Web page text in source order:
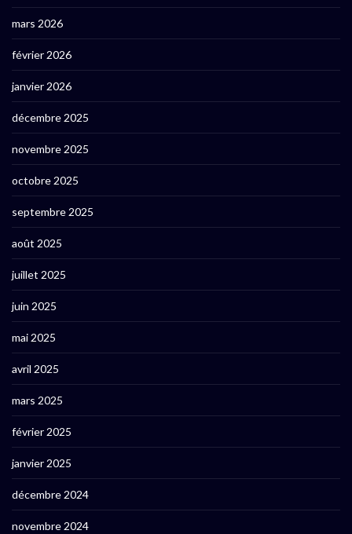
mars 2026
février 2026
janvier 2026
décembre 2025
novembre 2025
octobre 2025
septembre 2025
août 2025
juillet 2025
juin 2025
mai 2025
avril 2025
mars 2025
février 2025
janvier 2025
décembre 2024
novembre 2024